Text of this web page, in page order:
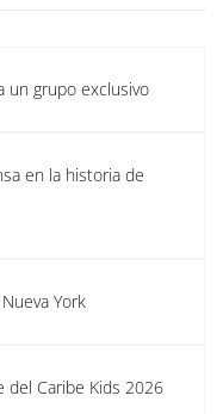
un grupo exclusivo
en la historia de
York
del Caribe Kids 2026